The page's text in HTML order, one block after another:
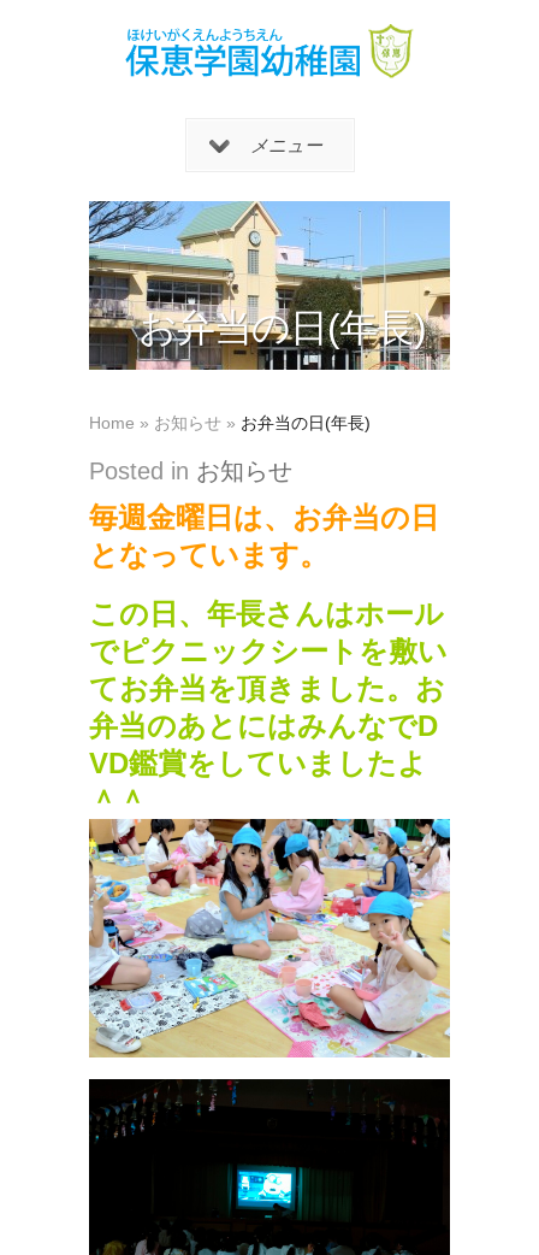
メニュー
お弁当の日(年長)
Home » お知らせ » お弁当の日(年長)
Posted in お知らせ
毎週金曜日は、お弁当の日
となっています。
この日、年長さんはホール
でピクニックシートを敷い
てお弁当を頂きました。お
弁当のあとにはみんなでD
VD鑑賞をしていましたよ
＾＾